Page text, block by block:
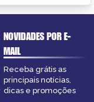
NOVIDADES POR E-
MAIL
Receba grátis as
principais notícias,
dicas e promoções